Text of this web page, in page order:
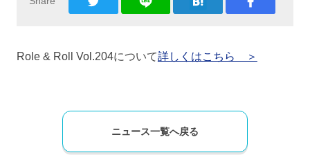
Role & Roll Vol.204について詳しくはこちら ＞
ニュース一覧へ戻る